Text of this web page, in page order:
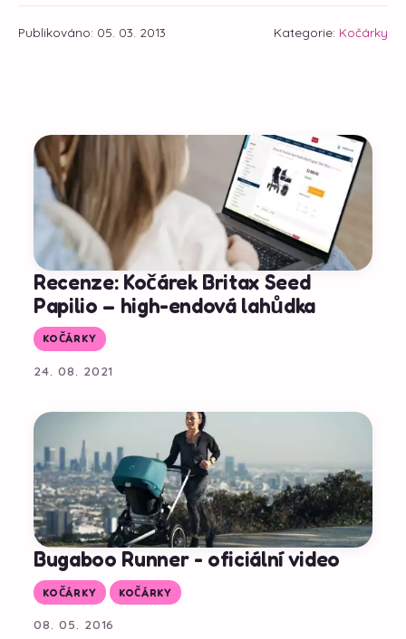
Publikováno: 05. 03. 2013 Kategorie: Kočárky
Recenze: Kočárek Britax Seed
Papilio – high-endová lahůdka
KOČÁRKY
24. 08. 2021
Bugaboo Runner - oficiální video
KOČÁRKY KOČÁRKY
08. 05. 2016